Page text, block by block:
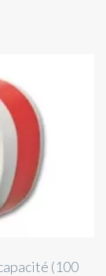
(100